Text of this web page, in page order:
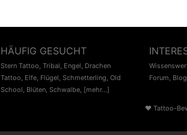
HÄUFIG GESUCHT
Stern Tattoo, Tribal, Engel, Drachen
Tattoo, Elfe, Flügel, Schmetterling, Old
School, Blüten, Schwalbe, [mehr...]
Forum, Blog
♥ Tattoo-